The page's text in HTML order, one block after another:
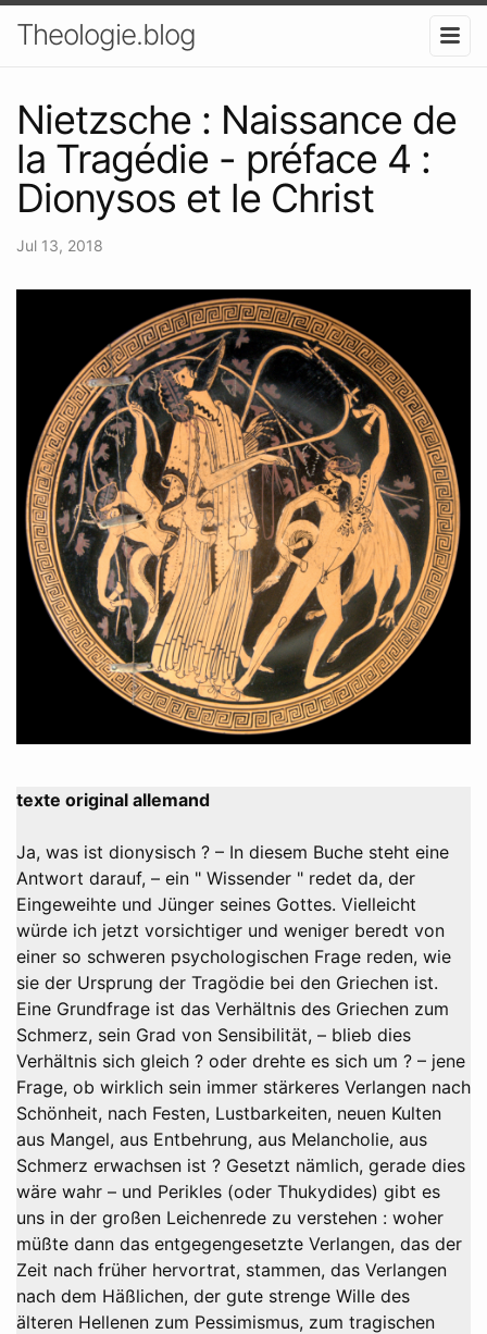
Theologie.blog
Nietzsche : Naissance de
la Tragédie - préface 4 :
Dionysos et le Christ
Jul 13, 2018
texte original allemand
Ja, was ist dionysisch ? – In diesem Buche steht eine
Antwort darauf, – ein " Wissender " redet da, der
Eingeweihte und Jünger seines Gottes. Vielleicht
würde ich jetzt vorsichtiger und weniger beredt von
einer so schweren psychologischen Frage reden, wie
sie der Ursprung der Tragödie bei den Griechen ist.
Eine Grundfrage ist das Verhältnis des Griechen zum
Schmerz, sein Grad von Sensibilität, – blieb dies
Verhältnis sich gleich ? oder drehte es sich um ? – jene
Frage, ob wirklich sein immer stärkeres Verlangen nach
Schönheit, nach Festen, Lustbarkeiten, neuen Kulten
aus Mangel, aus Entbehrung, aus Melancholie, aus
Schmerz erwachsen ist ? Gesetzt nämlich, gerade dies
wäre wahr – und Perikles (oder Thukydides) gibt es
uns in der großen Leichenrede zu verstehen : woher
müßte dann das entgegengesetzte Verlangen, das der
Zeit nach früher hervortrat, stammen, das Verlangen
nach dem Häßlichen, der gute strenge Wille des
älteren Hellenen zum Pessimismus, zum tragischen